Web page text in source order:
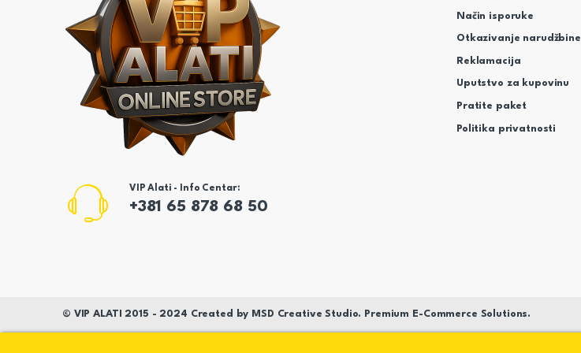
VIP Alati - Info Centar:
+381 65 878 68 50
Način isporuke
Otkazivanje narudžbine
Reklamacija
Uputstvo za kupovinu
Pratite paket
Politika privatnosti
© VIP ALATI 2015 - 2024 Created by MSD Creative Studio. Premium E-Commerce Solutions.